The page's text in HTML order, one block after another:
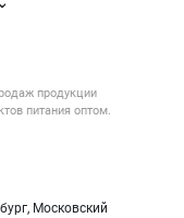
продукции
питания оптом.
Московский
данных